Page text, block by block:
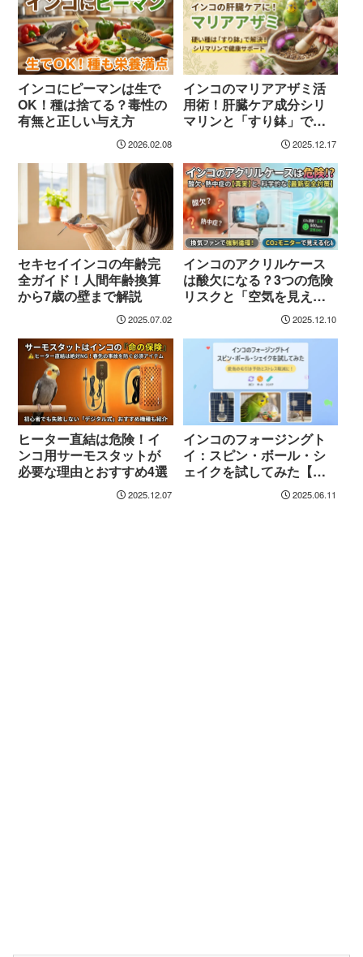
インコにピーマンは生で
OK！種は捨てる？毒性の
有無と正しい与え方
2026.02.08
インコのマリアアザミ活
用術！肝臓ケア成分シリ
マリンと「すり鉢」での
2025.12.17
セキセイインコの年齢完
全ガイド！人間年齢換算
から7歳の壁まで解説
2025.07.02
インコのアクリルケース
は酸欠になる？3つの危険
リスクと「空気を見える
化」する最新安全対策2025.12.10
ヒーター直結は危険！イ
ンコ用サーモスタットが
必要な理由とおすすめ4選
2025.12.07
インコのフォージングト
イ：スピン・ボール・シ
ェイクを試してみた【体
2025.06.11